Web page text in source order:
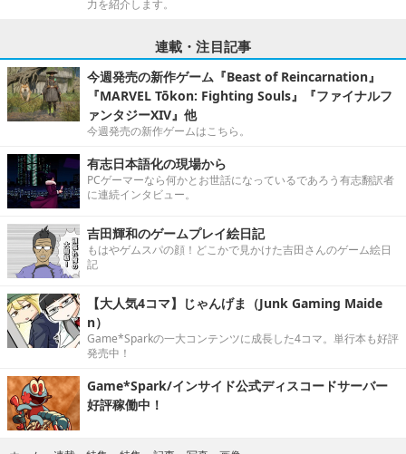
力を紹介します。
連載・注目記事
今週発売の新作ゲーム『Beast of Reincarnation』
『MARVEL Tōkon: Fighting Souls』『ファイナルフ
ァンタジーXIV』他
今週発売の新作ゲームはこちら。
有志日本語化の現場から
PCゲーマーなら何かとお世話になっているであろう有志翻訳者
に連続インタビュー。
吉田輝和のゲームプレイ絵日記
もはやゲムスパの顔！どこかで見かけた吉田さんのゲーム絵日
記
【大人気4コマ】じゃんげま（Junk Gaming Maide
n）
Game*Sparkの一大コンテンツに成長した4コマ。単行本も好評
発売中！
Game*Spark/インサイド公式ディスコードサーバー
好評稼働中！